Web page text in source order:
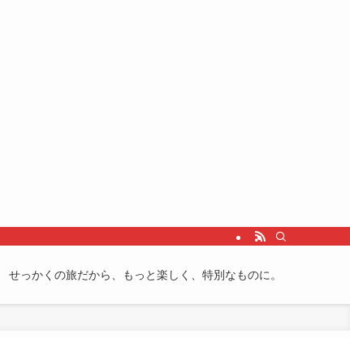
せっかくの旅だから、もっと楽しく、特別なものに。